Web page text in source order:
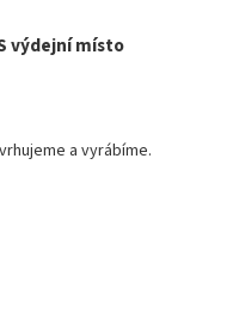
výdejní místo
a vyrábíme.